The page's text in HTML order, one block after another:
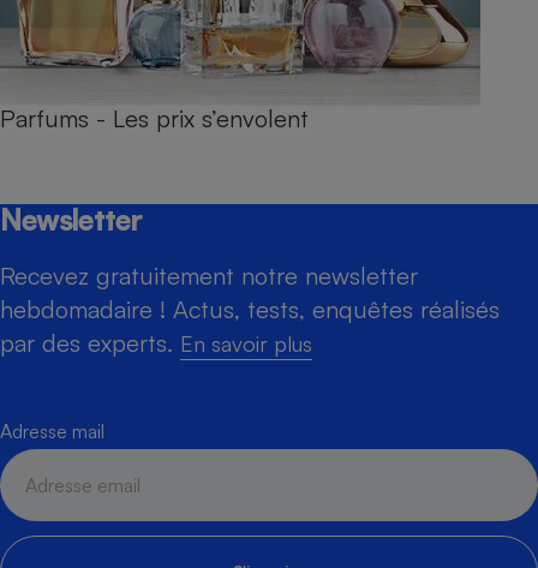
Parfums - Les prix s’envolent
Newsletter
Recevez gratuitement notre newsletter
hebdomadaire ! Actus, tests, enquêtes réalisés
par des experts. En savoir plus
Adresse mail